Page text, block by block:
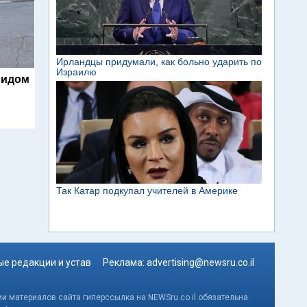
редакции и устав Реклама: advertising@newsru.co.il
сайта гиперссылка на NEWSru.co.il обязательна.